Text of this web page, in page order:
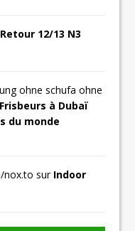
12/13 N3
ohne schufa ohne
à Dubaï
du monde
nox.to sur Indoor